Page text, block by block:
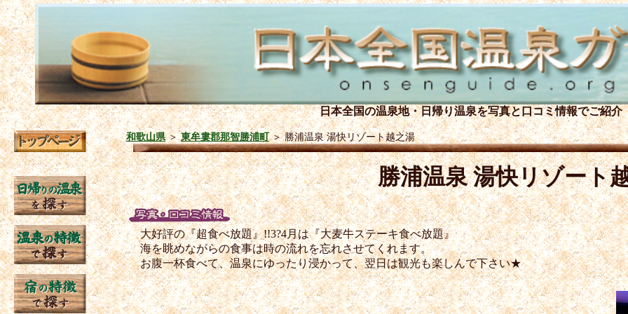
日本全国の温泉地・日帰り温泉を写真と口コミ情報でご紹介
和歌山県＞東牟婁郡那智勝浦町＞勝浦温泉 湯快リゾート越之湯
勝浦温泉 湯快リゾート
大好評の『超食べ放題』!!3?4月は『大麦牛ステーキ食べ放題』
海を眺めながらの食事は時の流れを忘れさせてくれます。
お腹一杯食べて、温泉にゆったり浸かって、翌日は観光も楽しんで下さい★